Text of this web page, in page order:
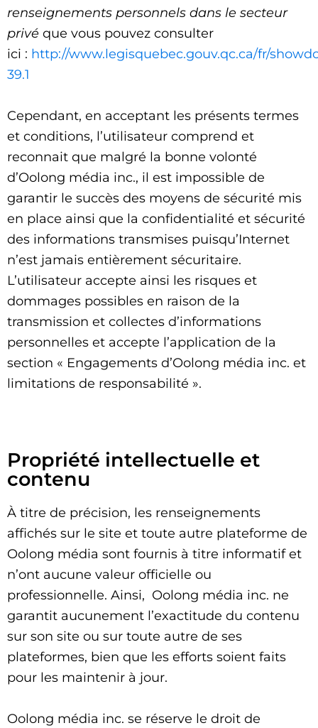
renseignements personnels dans le secteur
privé que vous pouvez consulter
ici : http://www.legisquebec.gouv.qc.ca/fr/
39.1
Cependant, en acceptant les présents termes
et conditions, l’utilisateur comprend et
reconnait que malgré la bonne volonté
d’Oolong média inc., il est impossible de
garantir le succès des moyens de sécurité mis
en place ainsi que la confidentialité et sécurité
des informations transmises puisqu’Internet
n’est jamais entièrement sécuritaire.
L’utilisateur accepte ainsi les risques et
dommages possibles en raison de la
transmission et collectes d’informations
personnelles et accepte l’application de la
section « Engagements d’Oolong média inc. et
limitations de responsabilité ».
Propriété intellectuelle et
contenu
À titre de précision, les renseignements
affichés sur le site et toute autre plateforme de
Oolong média sont fournis à titre informatif et
n’ont aucune valeur officielle ou
professionnelle. Ainsi, Oolong média inc. ne
garantit aucunement l’exactitude du contenu
sur son site ou sur toute autre de ses
plateformes, bien que les efforts soient faits
pour les maintenir à jour.
Oolong média inc. se réserve le droit de